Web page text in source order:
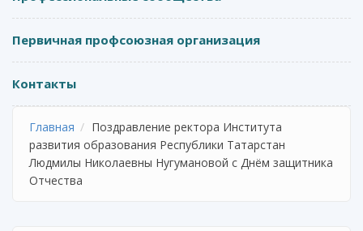
Первичная профсоюзная организация
Контакты
Главная
Поздравление ректора Института
развития образования Республики Татарстан
Людмилы Николаевны Нугумановой с Днём защитника
Отчества